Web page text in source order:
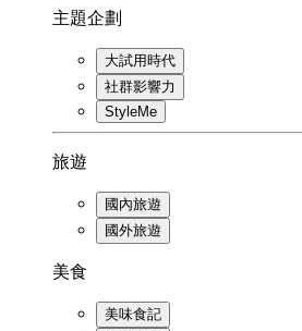
主題企劃
大試用時代
社群影響力
StyleMe
旅遊
國內旅遊
國外旅遊
美食
美味食記